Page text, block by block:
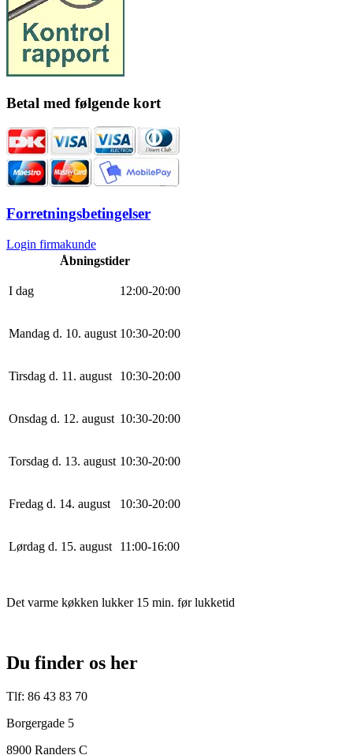
Betal med følgende kort
Forretningsbetingelser
Login firmakunde
Åbningstider
I dag 12:00-20:00
Mandag d. 10. august 10:30-20:00
Tirsdag d. 11. august 10:30-20:00
Onsdag d. 12. august 10:30-20:00
Torsdag d. 13. august 10:30-20:00
Fredag d. 14. august 10:30-20:00
Lørdag d. 15. august 11 :00-16:00
Det varme køkken lukker 15 min. før lukketid
Du finder os her
Tlf: 86 43 83 70
Borgergade 5
8900 Randers C